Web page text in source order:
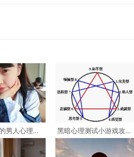
男人心理测
心理测试
黑暗心理测试小游戏攻略
心理测试小游戏